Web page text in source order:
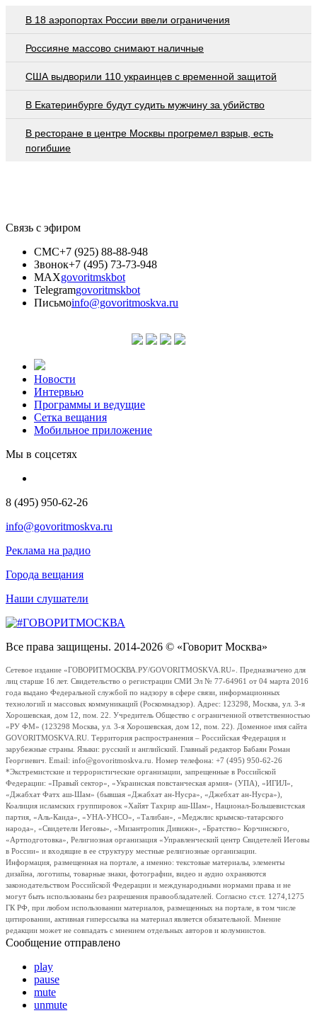
В 18 аэропортах России ввели ограничения
Россияне массово снимают наличные
США выдворили 110 украинцев с временной защитой
В Екатеринбурге будут судить мужчину за убийство
В ресторане в центре Москвы прогремел взрыв, есть
погибшие
Связь с эфиром
СМС+7 (925) 88-88-948
Звонок+7 (495) 73-73-948
MAXgovoritmskbot
Telegramgovoritmskbot
Письмоinfo@govoritmoskva.ru
Новости
Интервью
Программы и ведущие
Сетка вещания
Мобильное приложение
Мы в соцсетях
8 (495) 950-62-26
info@govoritmoskva.ru
Реклама на радио
Города вещания
Наши слушатели
Все права защищены. 2014-2026 © «Говорит Москва»
Сетевое издание «ГОВОРИТМОСКВА.РУ/GOVORITMOSKVA.RU». Предназначено для
лиц старше 16 лет. Свидетельство о регистрации СМИ Эл № 77-64961 от 04 марта 2016
года выдано Федеральной службой по надзору в сфере связи, информационных
технологий и массовых коммуникаций (Роскомнадзор). Адрес: 123298, Москва, ул. 3-я
Хорошевская, дом 12, пом. 22. Учредитель Общество с ограниченной ответственностью
«РУ ФМ» (123298 Москва, ул. 3-я Хорошевская, дом 12, пом. 22). Доменное имя сайта
GOVORITMOSKVA.RU. Территория распространения – Российская Федерация и
зарубежные страны. Языки: русский и английский. Главный редактор Бабаян Роман
Георгиевич. Email: info@govoritmoskva.ru. Номер телефона: +7 (495) 950-62-26
*Экстремистские и террористические организации, запрещенные в Российской
Федерации: «Правый сектор», «Украинская повстанческая армия» (УПА), «ИГИЛ»,
«Джабхат Фатх аш-Шам» (бывшая «Джабхат ан-Нусра», «Джебхат ан-Нусра»),
Коалиция исламских группировок «Хайят Тахрир аш-Шам», Национал-Большевистская
партия, «Аль-Каида», «УНА-УНСО», «Талибан», «Меджлис крымско-татарского
народа», «Свидетели Иеговы», «Мизантропик Дивижн», «Братство» Корчинского,
«Артподготовка», Религиозная организация «Управленческий центр Свидетелей Иеговы
в России» и входящие в ее структуру местные религиозные организации.
Информация, размещенная на портале, а именно: текстовые материалы, элементы
дизайна, логотипы, товарные знаки, фотографии, видео и аудио охраняются
законодательством Российской Федерации и международными нормами права и не
могут быть использованы без разрешения правообладателей. Согласно ст.ст. 1274,1275
ГК РФ, при любом использовании материалов, размещенных на портале, в том числе
цитировании, активная гиперссылка на материал является обязательной. Мнение
редакции может не совпадать с мнением отдельных авторов и колумнистов.
Сообщение отправлено
play
pause
mute
unmute